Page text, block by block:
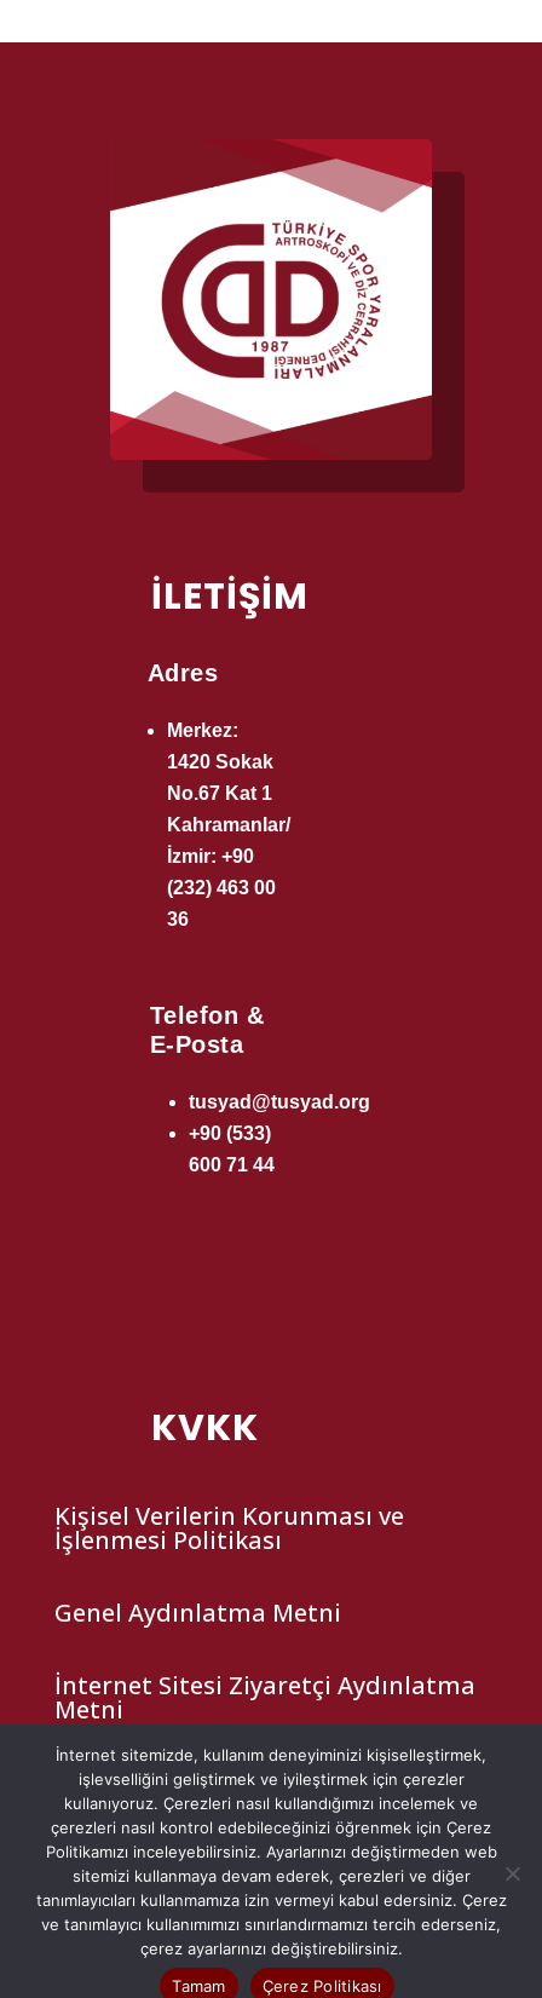
İLETİŞİM
Adres
Merkez:
1420 Sokak
No.67 Kat 1
Kahramanlar/
İzmir: +90
(232) 463 00
36
Telefon &
E-Posta
tusyad@tusyad.org
+90 (533)
600 71 44
KVKK
Kişisel Verilerin Korunması ve
İşlenmesi Politikası
Genel Aydınlatma Metni
İnternet Sitesi Ziyaretçi Aydınlatma
Metni
Çerez Politikası
Veri Sahibi Başvuru Formu
Web Tasarım –Zeyn Prodüksiyon
İnternet sitemizde, kullanım deneyiminizi kişiselleştirmek,
işlevselliğini geliştirmek ve iyileştirmek için çerezler
kullanıyoruz. Çerezleri nasıl kullandığımızı incelemek ve
çerezleri nasıl kontrol edebileceğinizi öğrenmek için Çerez
Politikamızı inceleyebilirsiniz. Ayarlarınızı değiştirmeden web
sitemizi kullanmaya devam ederek, çerezleri ve diğer
tanımlayıcıları kullanmamıza izin vermeyi kabul edersiniz. Çerez
ve tanımlayıcı kullanımımızı sınırlandırmamızı tercih ederseniz,
çerez ayarlarınızı değiştirebilirsiniz.
Tamam
Çerez Politikası